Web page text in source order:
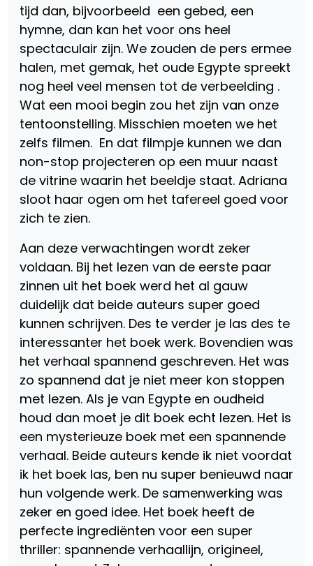
tijd dan, bijvoorbeeld een gebed, een
hymne, dan kan het voor ons heel
spectaculair zijn. We zouden de pers ermee
halen, met gemak, het oude Egypte spreekt
nog heel veel mensen tot de verbeelding .
Wat een mooi begin zou het zijn van onze
tentoonstelling. Misschien moeten we het
zelfs filmen. En dat filmpje kunnen we dan
non-stop projecteren op een muur naast
de vitrine waarin het beeldje staat. Adriana
sloot haar ogen om het tafereel goed voor
zich te zien.
Aan deze verwachtingen wordt zeker
voldaan. Bij het lezen van de eerste paar
zinnen uit het boek werd het al gauw
duidelijk dat beide auteurs super goed
kunnen schrijven. Des te verder je las des te
interessanter het boek werk. Bovendien was
het verhaal spannend geschreven. Het was
zo spannend dat je niet meer kon stoppen
met lezen. Als je van Egypte en oudheid
houd dan moet je dit boek echt lezen. Het is
een mysterieuze boek met een spannende
verhaal. Beide auteurs kende ik niet voordat
ik het boek las, ben nu super benieuwd naar
hun volgende werk. De samenwerking was
zeker en goed idee. Het boek heeft de
perfecte ingrediënten voor een super
thriller: spannende verhaallijn, origineel,